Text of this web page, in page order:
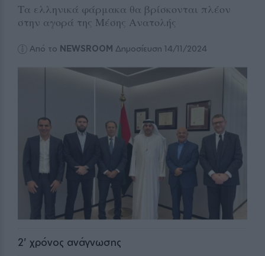
Τα ελληνικά φάρμακα θα βρίσκονται πλέον
στην αγορά της Μέσης Ανατολής
Από το NEWSROOM Δημοσίευση 14/11/2024
2' χρόνος ανάγνωσης